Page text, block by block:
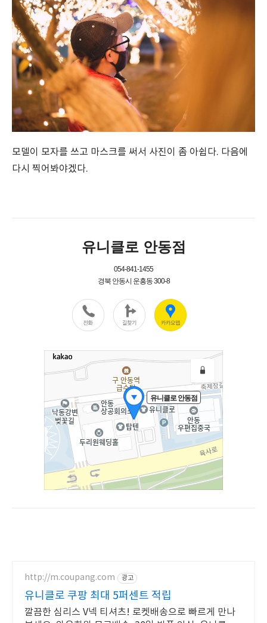
모델이 모자를 쓰고 마스크를 써서 사진이 좀 아쉽다. 다음에
다시 찍어봐야겠다.
http://m.coupang.com 광고
유니클로 쿠팡 최대 5퍼센트 적립
깔끔한 심리스 V넥 티셔츠! 로켓배송으로 빠르게 만나